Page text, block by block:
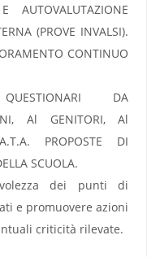
AUTOVALUTAZIONE
(PROVE INVALSI).
CONTINUO
DA
Al GENITORI, Al
PROPOSTE DI
SCUOLA.
dei punti di
e promuovere azioni
criticità rilevate.